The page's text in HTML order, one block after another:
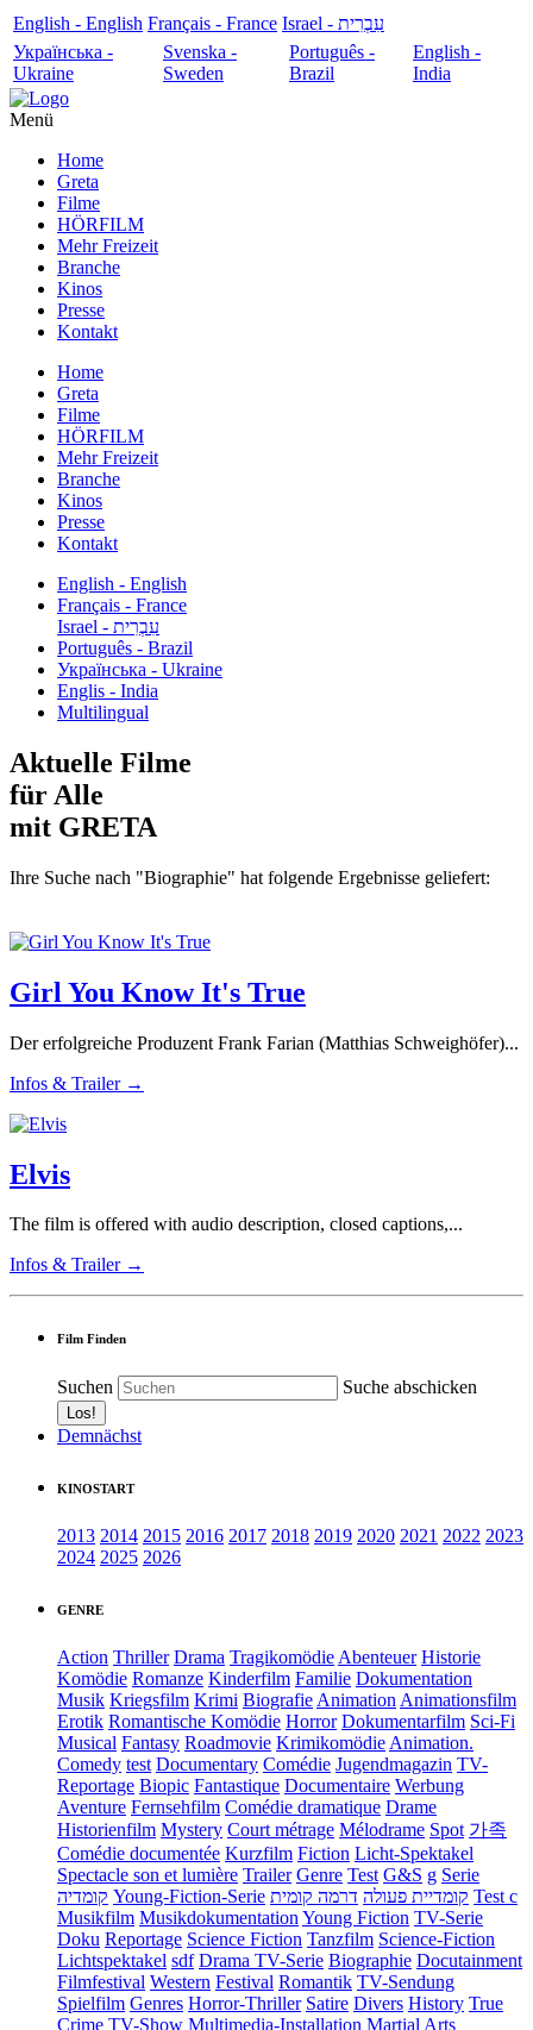
English - English Français - France
עִבְרִית - Israel
Українська -
Ukraine
Svenska -
Sweden
Português -
Brazil
English -
India
Menü
Home
Greta
Filme
HÖRFILM
Mehr Freizeit
Branche
Kinos
Presse
Kontakt
Home
Greta
Filme
HÖRFILM
Mehr Freizeit
Branche
Kinos
Presse
Kontakt
English - English
Français - France
עִבְרִית - Israel
Português - Brazil
Українська - Ukraine
Englis - India
Multilingual
Aktuelle Filme
für Alle
mit GRETA
Ihre Suche nach "Biographie" hat folgende Ergebnisse geliefert:
Girl You Know It's True
Der erfolgreiche Produzent Frank Farian (Matthias Schweighöfer)...
Infos & Trailer →
Elvis
The film is offered with audio description, closed captions,...
Infos & Trailer →
Film Finden
Suchen Suche abschicken
Demnächst
KINOSTART
2013 2014 2015 2016 2017 2018 2019 2020 2021 2022 2023
2024 2025 2026
GENRE
Action Thriller Drama Tragikomödie Abenteuer Historie
Komödie Romanze Kinderfilm Familie Dokumentation
Musik Kriegsfilm Krimi Biografie Animation Animationsfilm
Erotik Romantische Komödie Horror Dokumentarfilm Sci-Fi
Musical Fantasy Roadmovie Krimikomödie Animation.
Comedy test Documentary Comédie Jugendmagazin TV-
Reportage Biopic Fantastique Documentaire Werbung
Aventure Fernsehfilm Comédie dramatique Drame
Historienfilm Mystery Court métrage Mélodrame Spot 가족
Comédie documentée Kurzfilm Fiction Licht-Spektakel
Spectacle son et lumière Trailer Genre Test G&S g Serie
קומדיה Young-Fiction-Serie קומדיית פעולה דרמה קומית
Test c
Musikfilm Musikdokumentation Young Fiction TV-Serie
Doku Reportage Science Fiction Tanzfilm Science-Fiction
Lichtspektakel sdf Drama TV-Serie Biographie Docutainment
Filmfestival Western Festival Romantik TV-Sendung
Spielfilm Genres Horror-Thriller Satire Divers History True
Crime TV-Show Multimedia-Installation Martial Arts